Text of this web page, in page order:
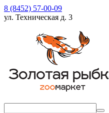
8 (8452) 57-00-09
ул. Техническая д. 3